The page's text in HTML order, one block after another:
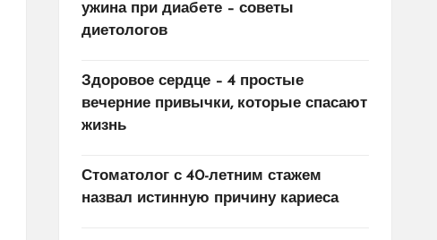
ужина при диабете – советы
диетологов
Здоровое сердце – 4 простые
вечерние привычки, которые спасают
жизнь
Стоматолог с 40-летним стажем
назвал истинную причину кариеса